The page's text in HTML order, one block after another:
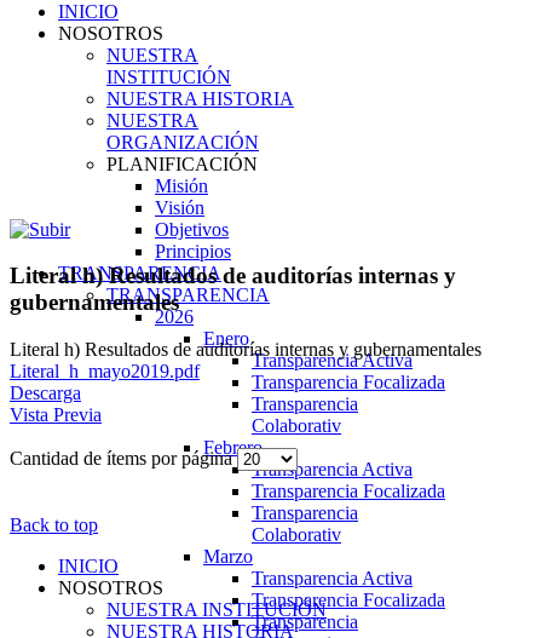
INICIO
NOSOTROS
NUESTRA
INSTITUCIÓN
NUESTRA HISTORIA
NUESTRA
ORGANIZACIÓN
PLANIFICACIÓN
Misión
Visión
Objetivos
Principios
TRANSPARENCIA
TRANSPARENCIA
2026
Enero
Transparencia Activa
Transparencia Focalizada
Transparencia
Colaborativ
Febrero
Transparencia Activa
Transparencia Focalizada
Transparencia
Colaborativ
Marzo
Transparencia Activa
Transparencia Focalizada
Transparencia
Literal h) Resultados de auditorías internas y
gubernamentales
Literal h) Resultados de auditorías internas y gubernamentales
Literal_h_mayo2019.pdf
Descarga
Vista Previa
Cantidad de ítems por página
Back to top
INICIO
NOSOTROS
NUESTRA INSTITUCIÓN
NUESTRA HISTORIA